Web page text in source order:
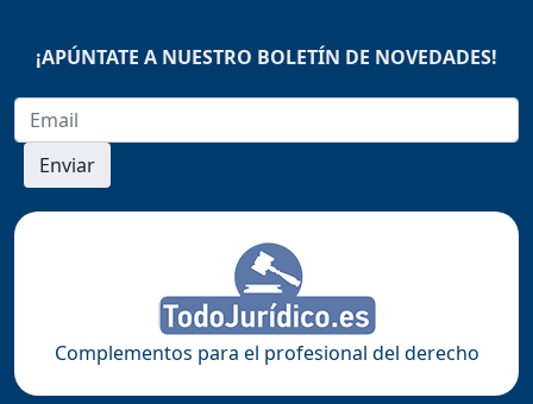
¡APÚNTATE A NUESTRO BOLETÍN DE NOVEDADES!
Enviar
Complementos para el profesional del derecho